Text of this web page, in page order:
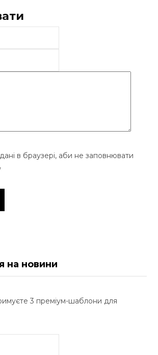
в браузері, аби не заповнювати
на новини
3 преміум-шаблони для